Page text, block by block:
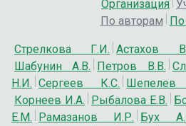
Организация
По авторам
Стрелкова Г.И. Астахов
Шабунин А.В.
Петров В.В.
Н.И. Сергеев К.С.
Корнеев И.А.
Рыбалова Е.В.
Е.М.
Рамазанов И.Р. Бух